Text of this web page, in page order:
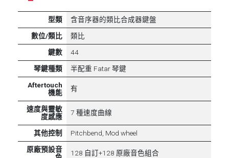
型類
含音序器的類比合成器鍵盤
數位/類比
類比
鍵數
44
琴鍵種類
半配重 Fatar 琴鍵
Aftertouch
機能
有
速度與靈敏
度感應
7 種速度曲線
其他控制
Pitchbend, Mod wheel
原廠預設音
128 自訂+128 原廠音色組合